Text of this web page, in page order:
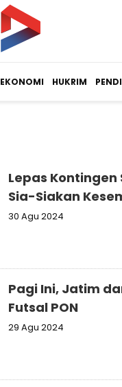
EKONOMI HUKRIM
Lepas Kontingen
Sia-Siakan
30 Agu 2024
Pagi Ini, Jatim
Futsal PON
29 Agu 2024